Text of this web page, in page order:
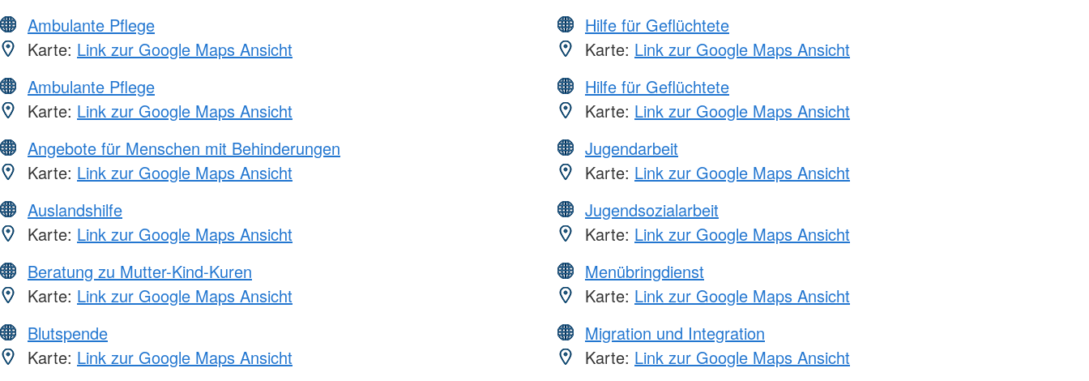
Ambulante Pflege
Karte: Link zur Google Maps Ansicht
Ambulante Pflege
Karte: Link zur Google Maps Ansicht
Angebote für Menschen mit Behinderungen
Karte: Link zur Google Maps Ansicht
Auslandshilfe
Karte: Link zur Google Maps Ansicht
Beratung zu Mutter-Kind-Kuren
Karte: Link zur Google Maps Ansicht
Blutspende
Karte: Link zur Google Maps Ansicht
Hilfe für Geflüchtete
Karte: Link zur Google Maps Ansicht
Hilfe für Geflüchtete
Karte: Link zur Google Maps Ansicht
Jugendarbeit
Karte: Link zur Google Maps Ansicht
Jugendsozialarbeit
Karte: Link zur Google Maps Ansicht
Menübringdienst
Karte: Link zur Google Maps Ansicht
Migration und Integration
Karte: Link zur Google Maps Ansicht